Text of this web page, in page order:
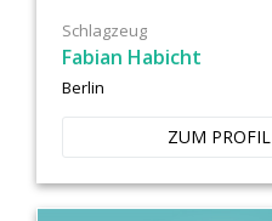
Schlagzeug
Fabian Habicht
Berlin
ZUM PROFIL